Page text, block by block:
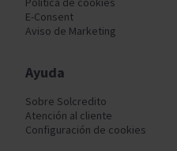
E-Consent
Aviso de Marketing
Ayuda
Sobre Solcredito
Atención al cliente
Configuración de cookies